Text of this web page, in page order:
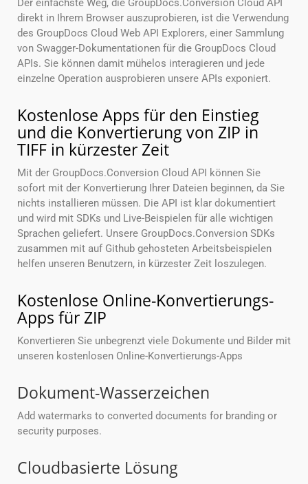
Der einfachste Weg, die GroupDocs.Conversion Cloud API
direkt in Ihrem Browser auszuprobieren, ist die Verwendung
des GroupDocs Cloud Web API Explorers, einer Sammlung
von Swagger-Dokumentationen für die GroupDocs Cloud
APIs. Sie können damit mühelos interagieren und jede
einzelne Operation ausprobieren unsere APIs exponiert.
Kostenlose Apps für den Einstieg
und die Konvertierung von ZIP in
TIFF in kürzester Zeit
Mit der GroupDocs.Conversion Cloud API können Sie
sofort mit der Konvertierung Ihrer Dateien beginnen, da Sie
nichts installieren müssen. Die API ist klar dokumentiert
und wird mit SDKs und Live-Beispielen für alle wichtigen
Sprachen geliefert. Unsere GroupDocs.Conversion SDKs
zusammen mit auf Github gehosteten Arbeitsbeispielen
helfen unseren Benutzern, in kürzester Zeit loszulegen.
Kostenlose Online-Konvertierungs-
Apps für ZIP
Konvertieren Sie unbegrenzt viele Dokumente und Bilder mit
unseren kostenlosen Online-Konvertierungs-Apps
Dokument-Wasserzeichen
Add watermarks to converted documents for branding or
security purposes.
Cloudbasierte Lösung